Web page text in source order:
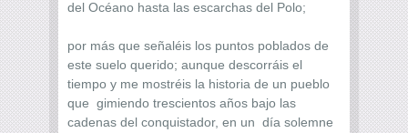
del Océano hasta las escarchas del Polo;
por más que señaléis los puntos poblados de
este suelo querido; aunque descorráis el
tiempo y me mostréis la historia de un pueblo
que gimiendo trescientos años bajo las
cadenas del conquistador, en un día solemne